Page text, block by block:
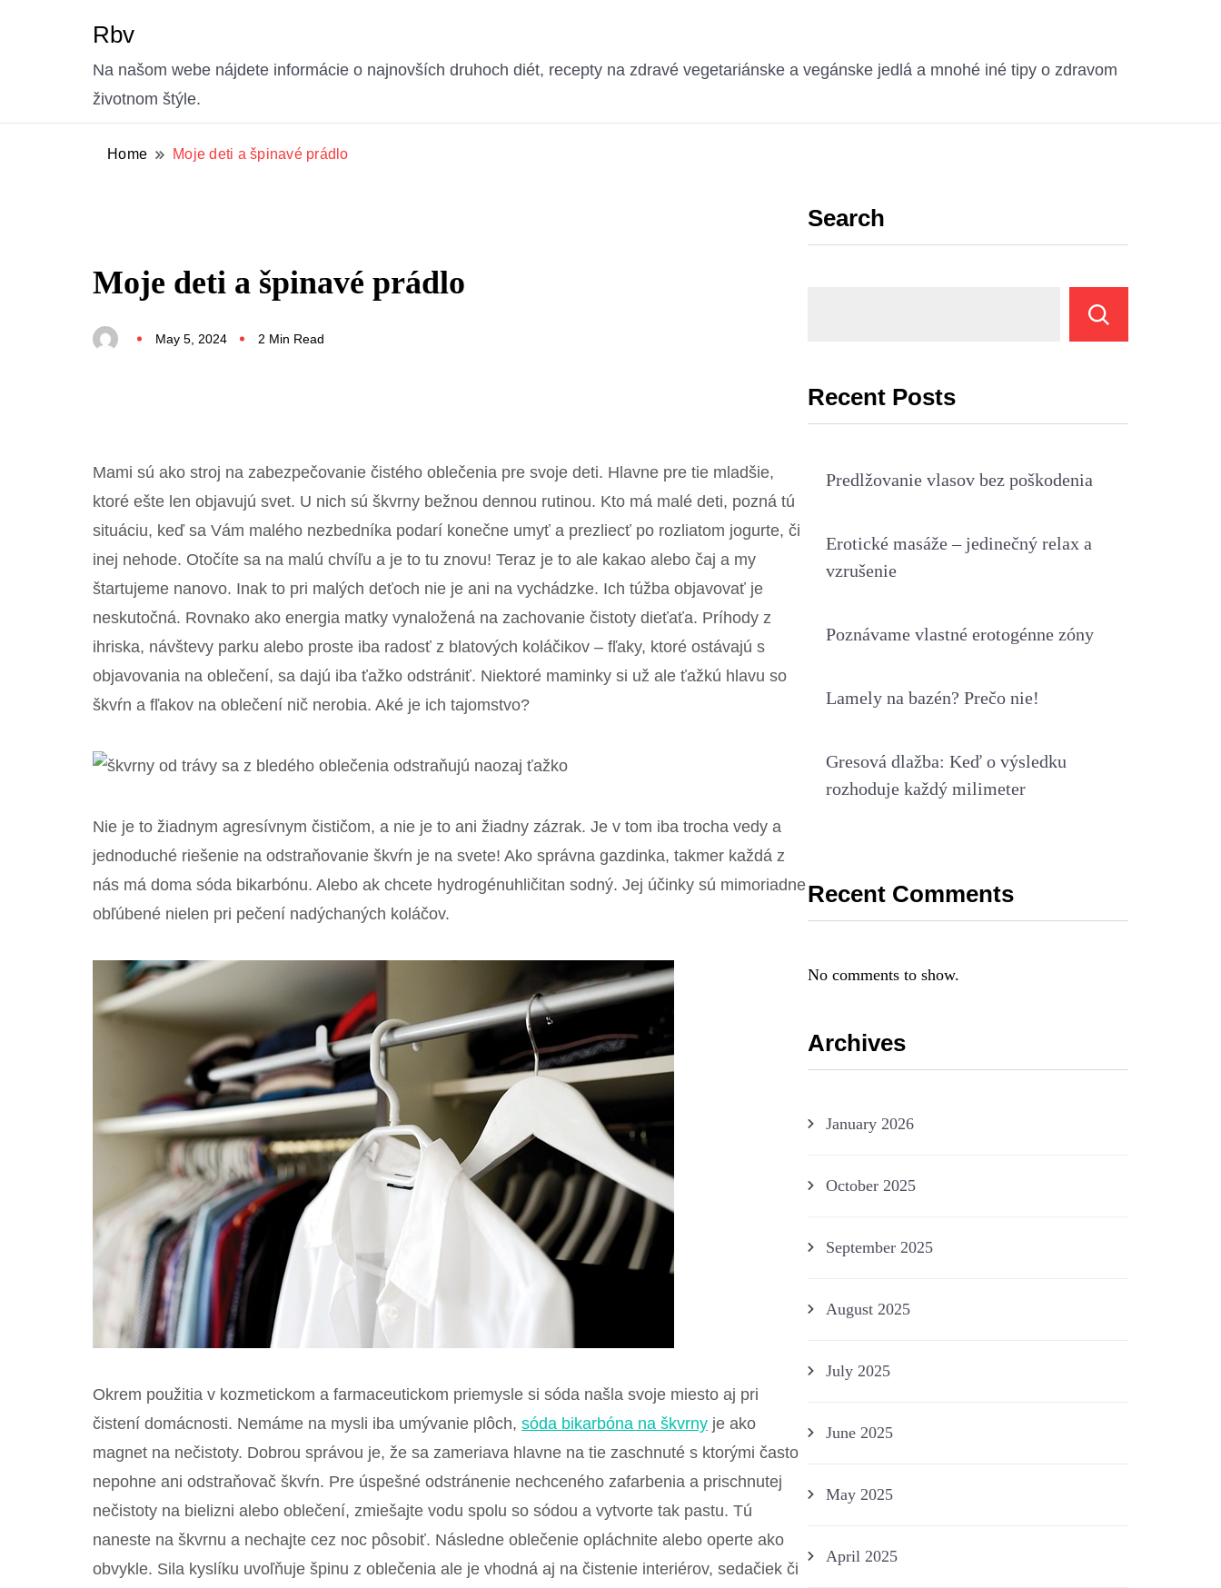
Rbv
Na našom webe nájdete informácie o najnovších druhoch diét, recepty na zdravé vegetariánske a vegánske jedlá a mnohé iné tipy o zdravom
životnom štýle.
Home Moje deti a špinavé prádlo
Moje deti a špinavé prádlo
May 5, 2024 2 Min Read
Mami sú ako stroj na zabezpečovanie čistého oblečenia pre svoje deti. Hlavne pre tie mladšie,
ktoré ešte len objavujú svet. U nich sú škvrny bežnou dennou rutinou. Kto má malé deti, pozná tú
situáciu, keď sa Vám malého nezbedníka podarí konečne umyť a prezliecť po rozliatom jogurte, či
inej nehode. Otočíte sa na malú chvíľu a je to tu znovu! Teraz je to ale kakao alebo čaj a my
štartujeme nanovo. Inak to pri malých deťoch nie je ani na vychádzke. Ich túžba objavovať je
neskutočná. Rovnako ako energia matky vynaložená na zachovanie čistoty dieťaťa. Príhody z
ihriska, návštevy parku alebo proste iba radosť z blatových koláčikov – fľaky, ktoré ostávajú s
objavovania na oblečení, sa dajú iba ťažko odstrániť. Niektoré maminky si už ale ťažkú hlavu so
škvŕn a fľakov na oblečení nič nerobia. Aké je ich tajomstvo?
Nie je to žiadnym agresívnym čističom, a nie je to ani žiadny zázrak. Je v tom iba trocha vedy a
jednoduché riešenie na odstraňovanie škvŕn je na svete! Ako správna gazdinka, takmer každá z
nás má doma sóda bikarbónu. Alebo ak chcete hydrogénuhličitan sodný. Jej účinky sú mimoriadne
obľúbené nielen pri pečení nadýchaných koláčov.
Okrem použitia v kozmetickom a farmaceutickom priemysle si sóda našla svoje miesto aj pri
čistení domácnosti. Nemáme na mysli iba umývanie plôch, sóda bikarbóna na škvrny je ako
magnet na nečistoty. Dobrou správou je, že sa zameriava hlavne na tie zaschnuté s ktorými často
nepohne ani odstraňovač škvŕn. Pre úspešné odstránenie nechceného zafarbenia a prischnutej
nečistoty na bielizni alebo oblečení, zmiešajte vodu spolu so sódou a vytvorte tak pastu. Tú
naneste na škvrnu a nechajte cez noc pôsobiť. Následne oblečenie opláchnite alebo operte ako
obvykle. Sila kyslíku uvoľňuje špinu z oblečenia ale je vhodná aj na čistenie interiérov, sedačiek či
Search
Recent Posts
Predlžovanie vlasov bez poškodenia
Erotické masáže – jedinečný relax a
vzrušenie
Poznávame vlastné erotogénne zóny
Lamely na bazén? Prečo nie!
Gresová dlažba: Keď o výsledku
rozhoduje každý milimeter
Recent Comments
No comments to show.
Archives
January 2026
October 2025
September 2025
August 2025
July 2025
June 2025
May 2025
April 2025